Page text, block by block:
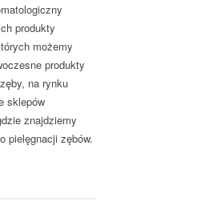
produkty
możemy
produkty
na rynku
sklepów
znajdziemy
pielęgnacji zębów.